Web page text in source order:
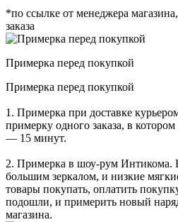
*по ссылке от менеджера
заказа
Примерка перед покупкой
Примерка перед покупкой
1. Примерка при доставке
примерку одного заказа, в
— 15 минут.
2. Примерка в шоу-рум Интикома.
большим зеркалом, и низкие
товары покупать, оплатить
подошли, и примерить новый
магазина.